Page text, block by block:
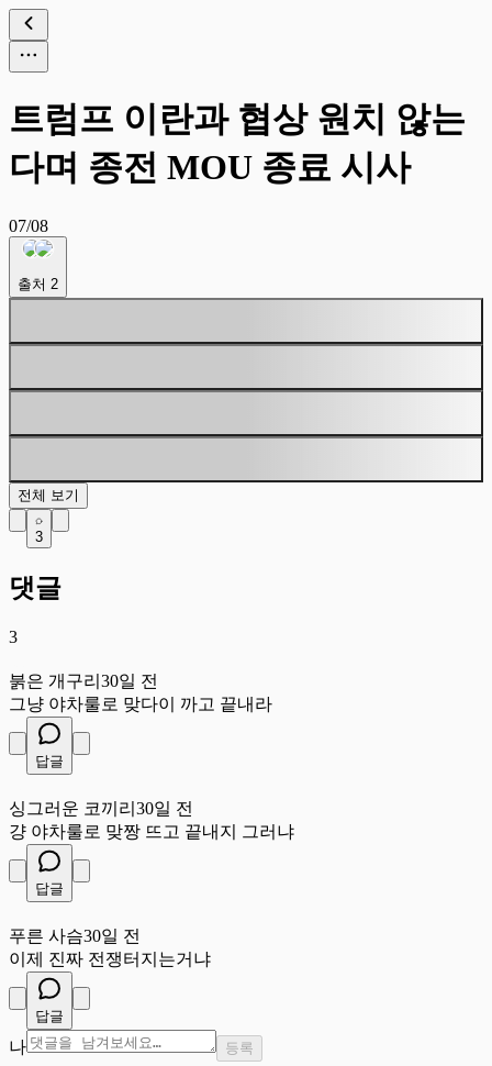
트럼프 이란과 협상 원치 않는
다며 종전 MOU 종료 시사
07/08
출처 2
전체 보기
3
댓글
3
붉은 개구리 30일 전
그냥 야차룰로 맞다이 까고 끝내라
답글
싱그러운 코끼리 30일 전
걍 야차룰로 맞짱 뜨고 끝내지 그러냐
답글
푸른 사슴30일 전
이제 진짜 전쟁터지는거냐
답글
나 등록